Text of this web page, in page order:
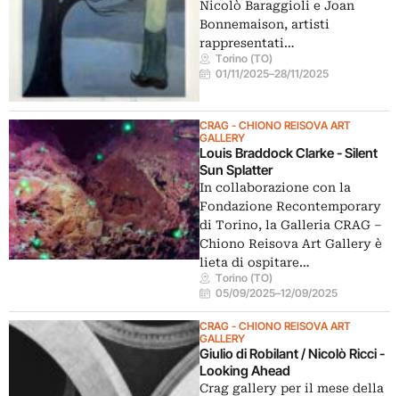
Nicolò Baraggioli e Joan
Bonnemaison, artisti
rappresentati…
Torino (TO)
01/11/2025–28/11/2025
CRAG - CHIONO REISOVA ART
GALLERY
Louis Braddock Clarke - Silent
Sun Splatter
In collaborazione con la
Fondazione Recontemporary
di Torino, la Galleria CRAG –
Chiono Reisova Art Gallery è
lieta di ospitare…
Torino (TO)
05/09/2025–12/09/2025
CRAG - CHIONO REISOVA ART
GALLERY
Giulio di Robilant / Nicolò Ricci -
Looking Ahead
Crag gallery per il mese della